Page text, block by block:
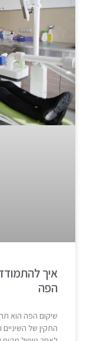
איך
הפה
שיקום הפה הוא
התקין של